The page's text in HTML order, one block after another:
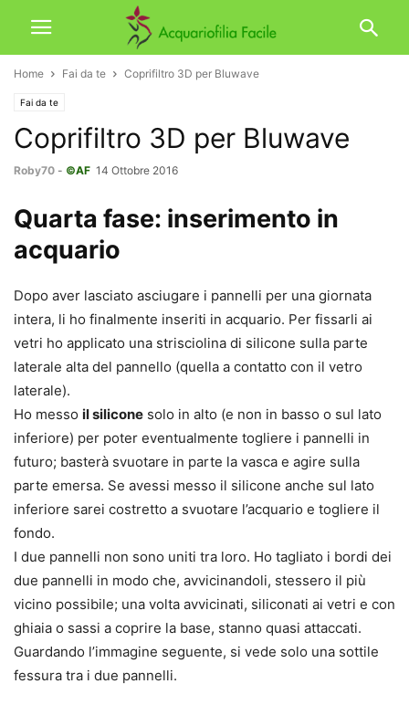
Home Fai da te Coprifiltro 3D per Bluwave
Fai da te
Coprifiltro 3D per Bluwave
Roby70 - ©AF 14 Ottobre 2016
Quarta fase: inserimento in
acquario
Dopo aver lasciato asciugare i pannelli per una giornata
intera, li ho finalmente inseriti in acquario. Per fissarli ai
vetri ho applicato una strisciolina di silicone sulla parte
laterale alta del pannello (quella a contatto con il vetro
laterale).
Ho messo il silicone solo in alto (e non in basso o sul lato
inferiore) per poter eventualmente togliere i pannelli in
futuro; basterà svuotare in parte la vasca e agire sulla
parte emersa. Se avessi messo il silicone anche sul lato
inferiore sarei costretto a svuotare l’acquario e togliere il
fondo.
I due pannelli non sono uniti tra loro. Ho tagliato i bordi dei
due pannelli in modo che, avvicinandoli, stessero il più
vicino possibile; una volta avvicinati, siliconati ai vetri e con
ghiaia o sassi a coprire la base, stanno quasi attaccati.
Guardando l’immagine seguente, si vede solo una sottile
fessura tra i due pannelli.